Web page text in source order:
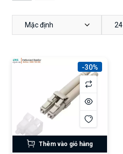
Mặc định 24
-30%
Thêm vào giỏ hàng